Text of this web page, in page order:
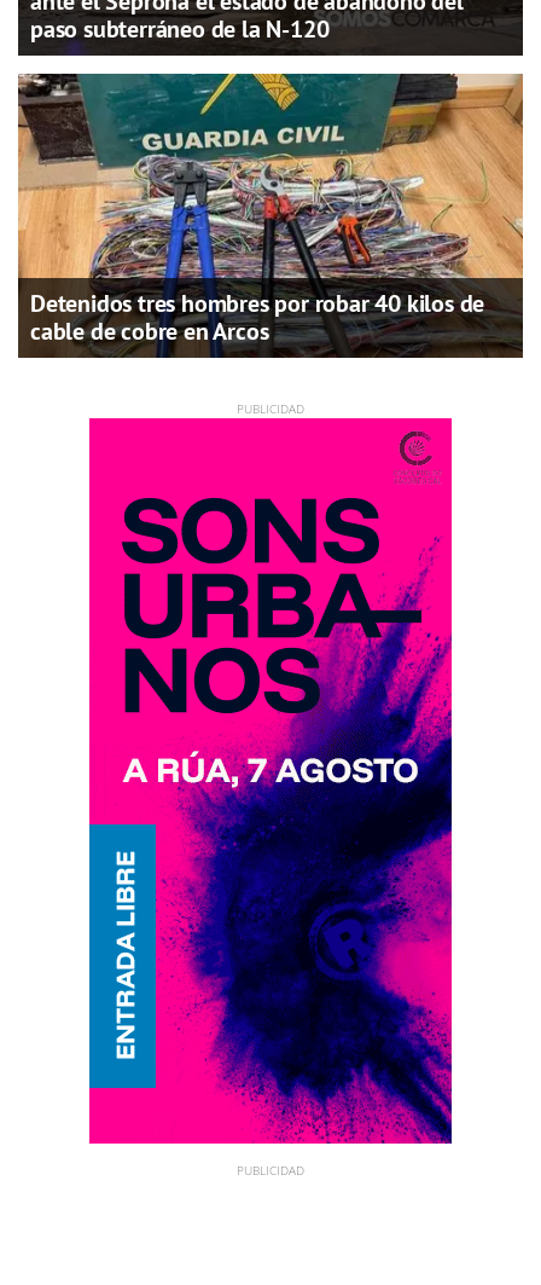
paso subterráneo de la N-120
Detenidos tres hombres por robar 40 kilos de
cable de cobre en Arcos